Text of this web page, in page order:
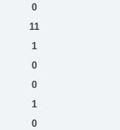
0
11
1
0
0
1
0